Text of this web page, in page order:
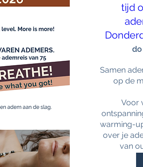
tijd
Samen
op de
Voor
warming-
over je
van